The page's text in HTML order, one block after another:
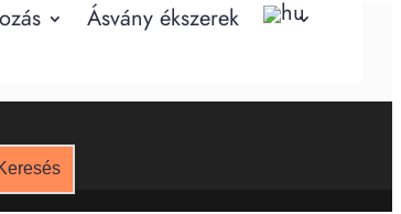
Ásvány ékszerek